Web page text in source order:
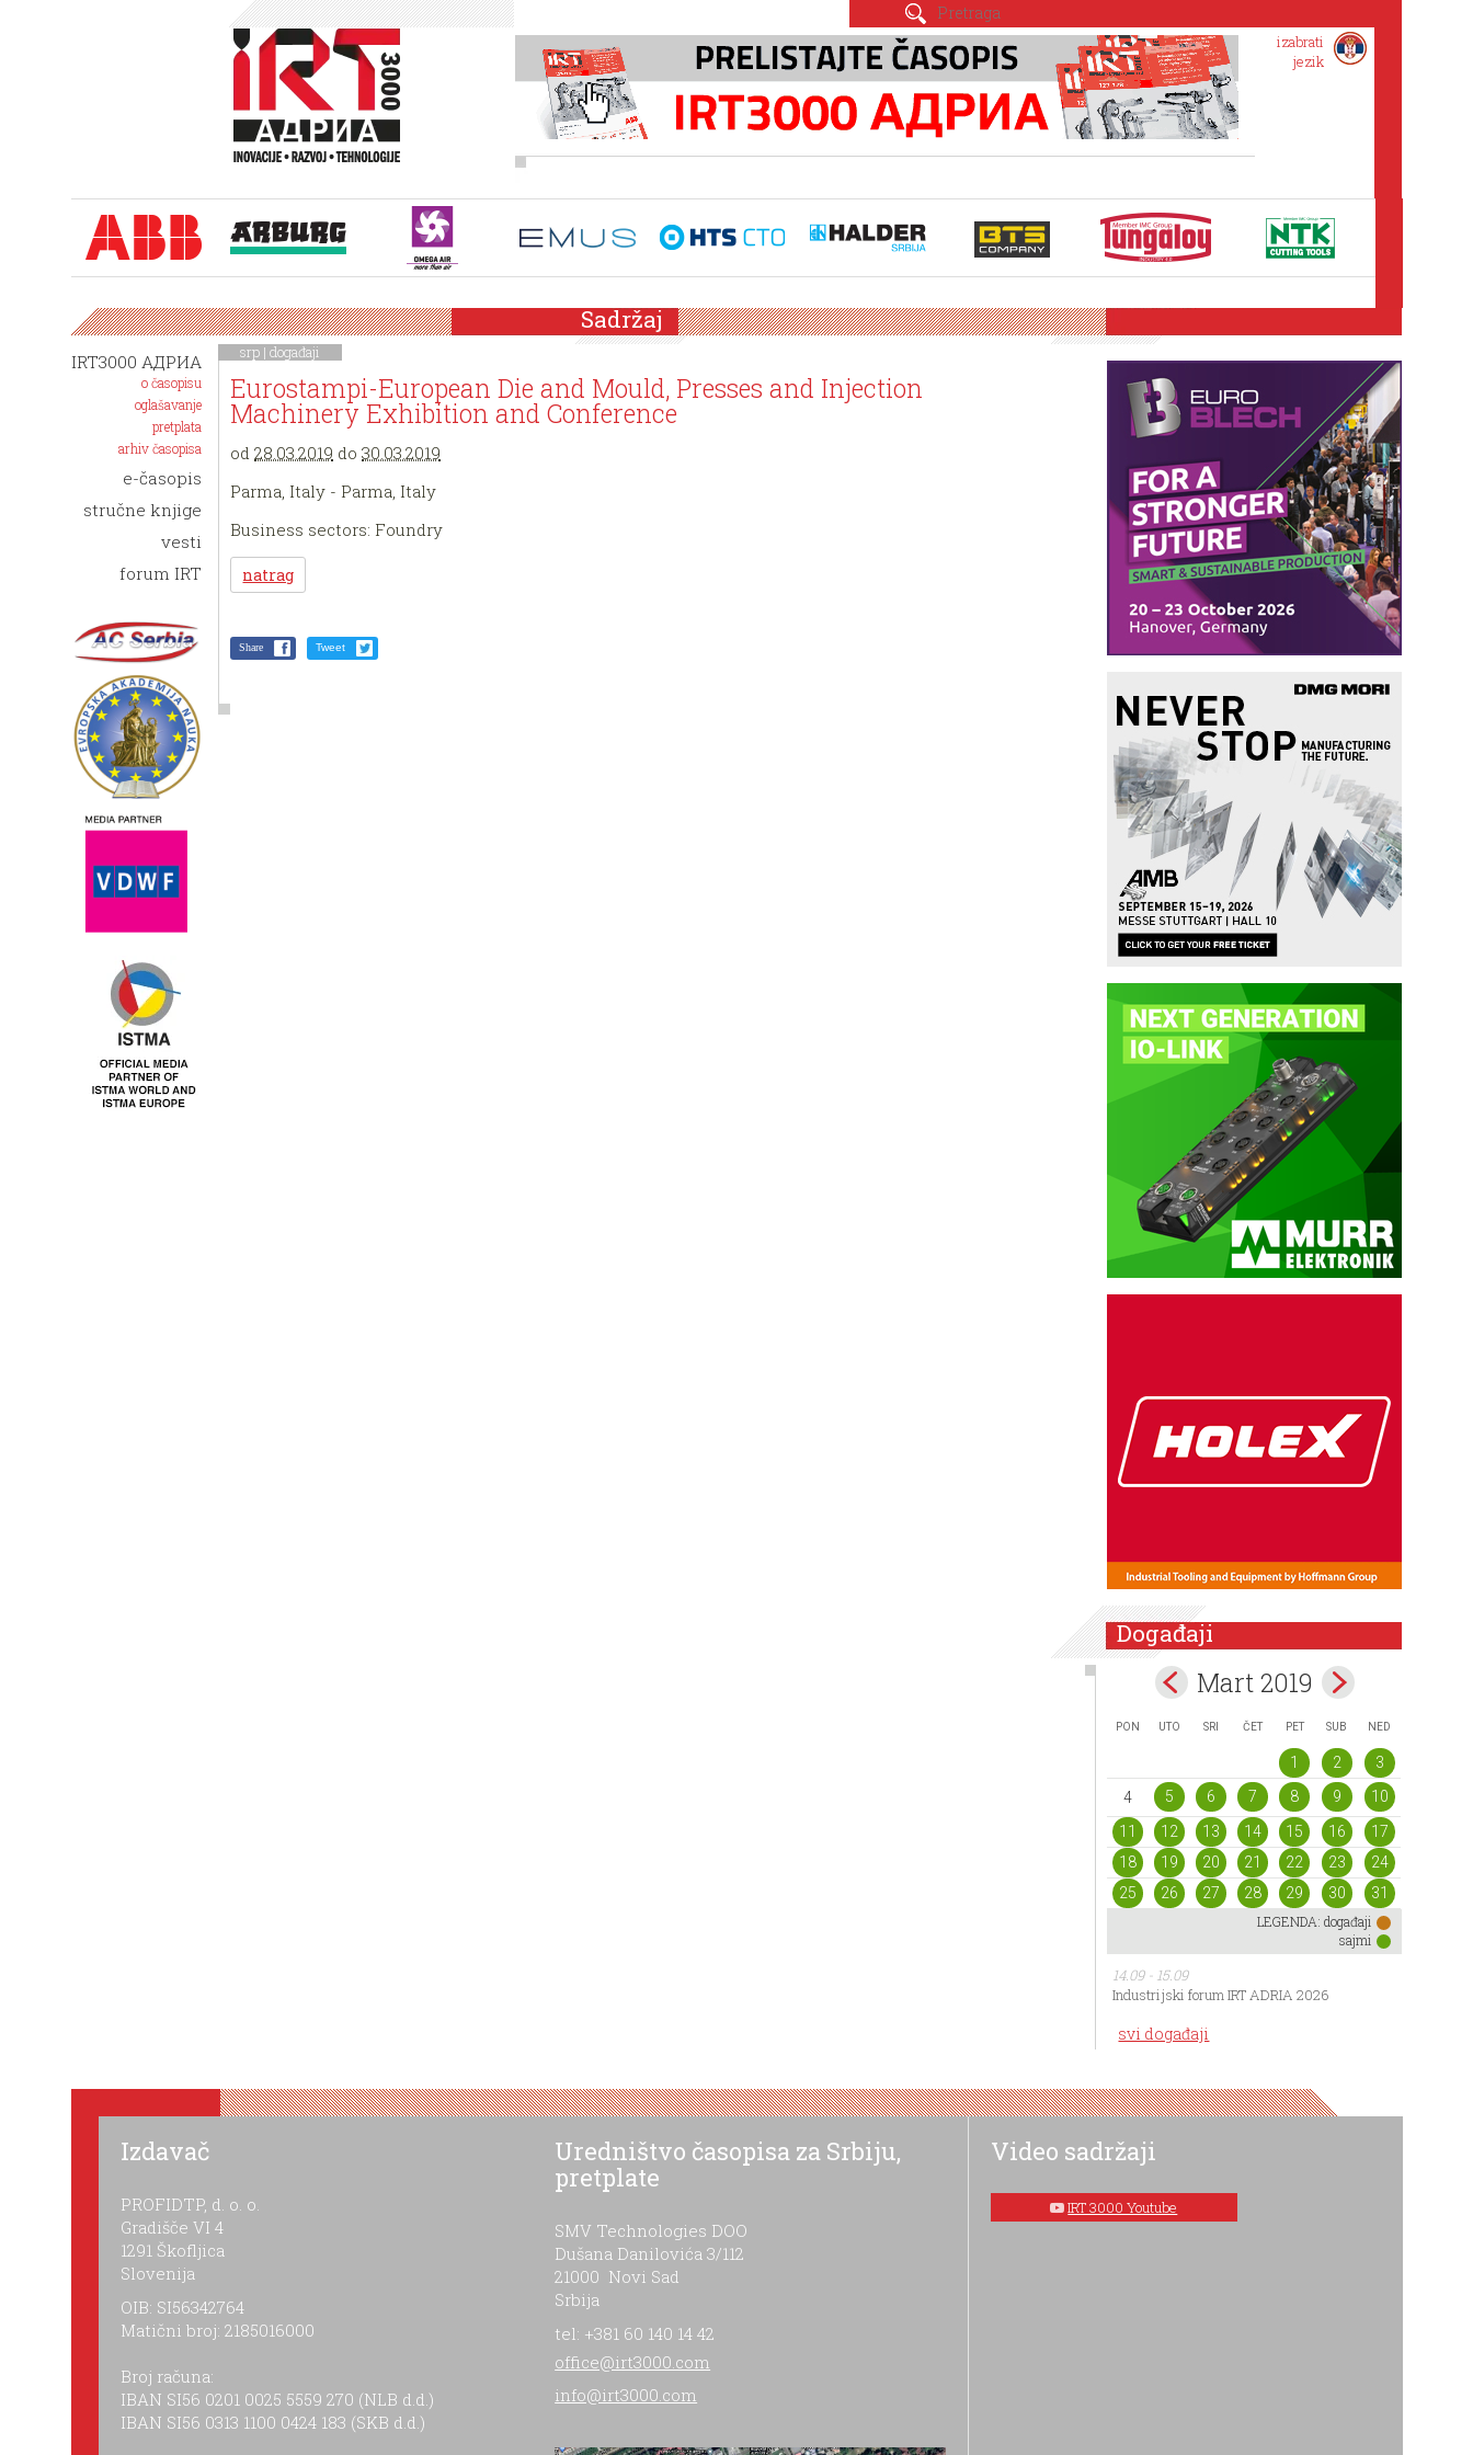
izabrati
jezik
IRT3000 АДРИА
o časopisu
oglašavanje
pretplata
arhiv časopisa
e-časopis
stručne knjige
vesti
forum IRT
Sadržaj
srp |događaji
Eurostampi-European Die and Mould, Presses and Injection
Machinery Exhibition and Conference
od28.03.2019 do30.03.2019
Parma, Italy - Parma, Italy
Business sectors: Foundry
natrag
Share Tweet
Događaji
Mart 2019
PON UTO SRI ČET PET SUB NED
1 2
3
4
5 6 7 8 9
10
11
12 13 14 15 16
17
18
19 20 21 22 23
24
25
26 27 28 29 30
31
LEGENDA: događaji
sajmi
14.09 - 15.09
Industrijski forum IRT ADRIA 2026
svi događaji
Izdavač
PROFIDTP, d. o. o.
Gradišče VI 4
1291 Škofljica
Slovenija
OIB: SI56342764
Matični broj: 2185016000
Broj računa:
IBAN SI56 0201 0025 5559 270 (NLB d.d.)
IBAN SI56 0313 1100 0424 183 (SKB d.d.)
Uredništvo časopisa za Srbiju,
pretplate
SMV Technologies DOO
Dušana Danilovića 3/112
21000 Novi Sad
Srbija
tel: +381 60 140 14 42
office@irt3000.com
info@irt3000.com
Video sadržaji
IRT 3000 Youtube